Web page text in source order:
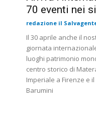
70 eventi nei
redazione il
Il 30 aprile anche il
giornata
luoghi patrimonio
centro storico di
Imperiale a Firenze e
Barumini